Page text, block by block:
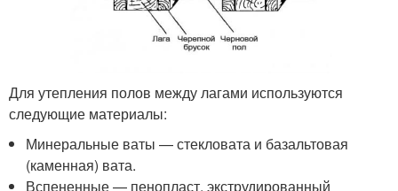
Для утепления полов между лагами используются
следующие материалы:
Минеральные ваты — стекловата и базальтовая
(каменная) вата.
Вспененные — пенопласт, экструдированный